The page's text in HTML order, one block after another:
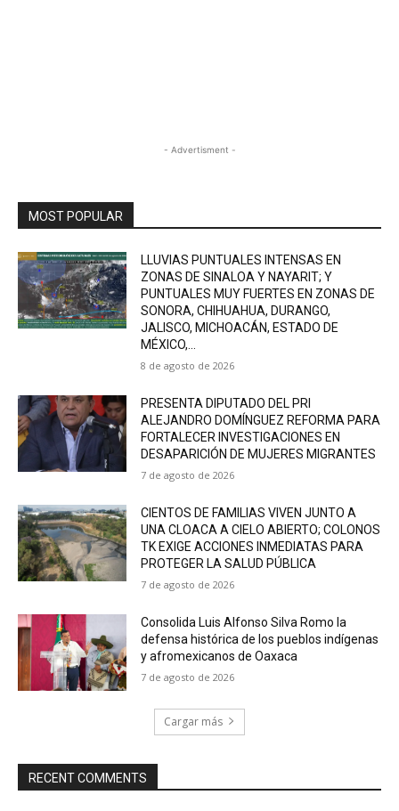
- Advertisment -
MOST POPULAR
LLUVIAS PUNTUALES INTENSAS EN
ZONAS DE SINALOA Y NAYARIT; Y
PUNTUALES MUY FUERTES EN ZONAS DE
SONORA, CHIHUAHUA, DURANGO,
JALISCO, MICHOACÁN, ESTADO DE
MÉXICO,...
8 de agosto de 2026
PRESENTA DIPUTADO DEL PRI
ALEJANDRO DOMÍNGUEZ REFORMA PARA
FORTALECER INVESTIGACIONES EN
DESAPARICIÓN DE MUJERES MIGRANTES
7 de agosto de 2026
CIENTOS DE FAMILIAS VIVEN JUNTO A
UNA CLOACA A CIELO ABIERTO; COLONOS
TK EXIGE ACCIONES INMEDIATAS PARA
PROTEGER LA SALUD PÚBLICA
7 de agosto de 2026
Consolida Luis Alfonso Silva Romo la
defensa histórica de los pueblos indígenas
y afromexicanos de Oaxaca
7 de agosto de 2026
Cargar más
RECENT COMMENTS